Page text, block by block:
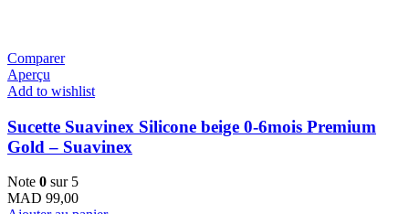
Comparer
Aperçu
Add to wishlist
Sucette Suavinex Silicone beige 0-6mois Premium
Gold – Suavinex
Note 0 sur 5
MAD 99,00